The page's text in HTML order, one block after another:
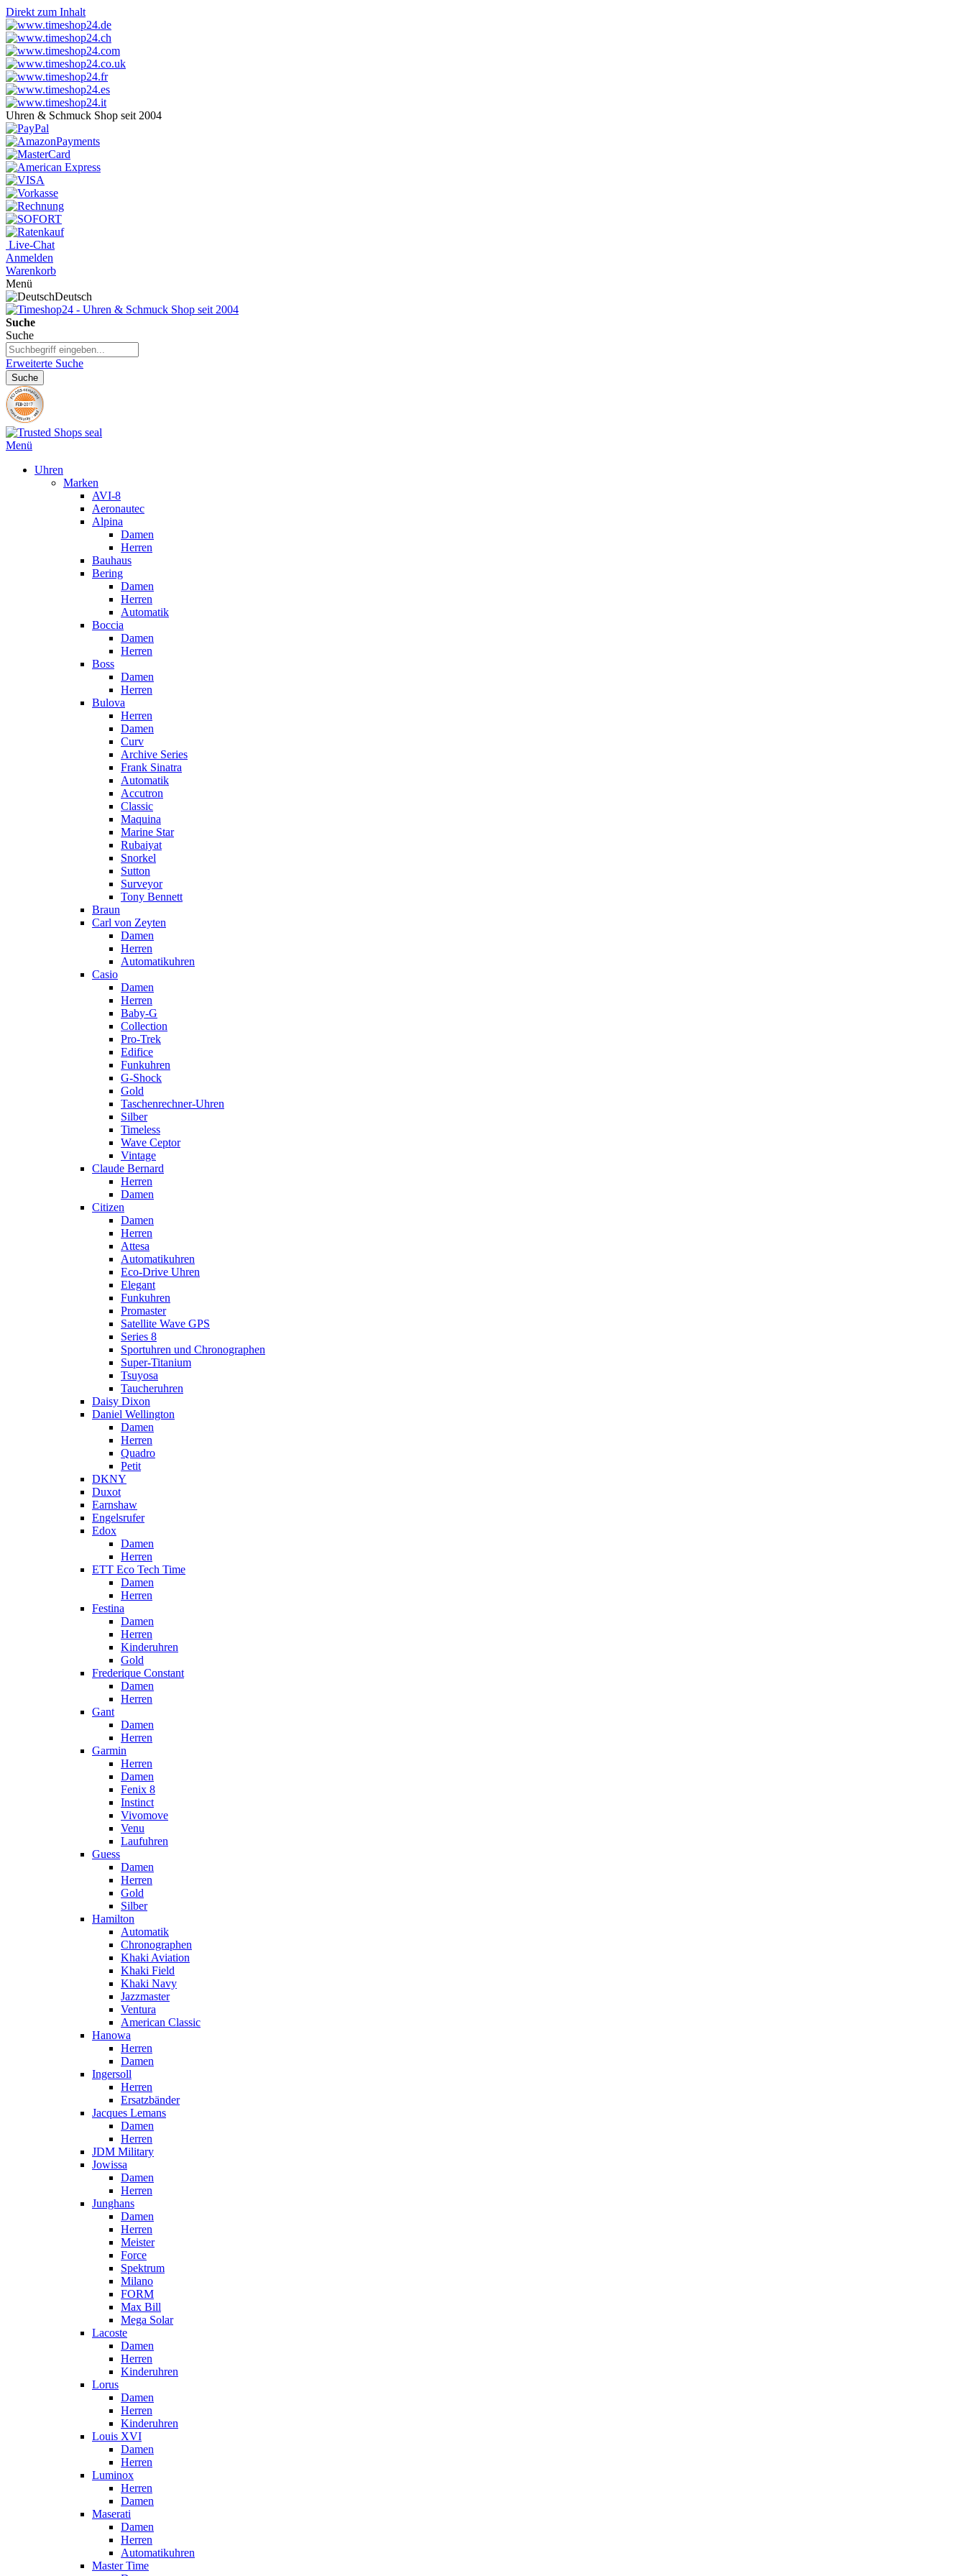
Direkt zum Inhalt
Uhren & Schmuck Shop seit 2004
Live-Chat
Anmelden
Warenkorb
Menü
Deutsch
Suche
Suche
Erweiterte Suche
Suche
Menü
Uhren
Marken
AVI-8
Aeronautec
Alpina
Damen
Herren
Bauhaus
Bering
Damen
Herren
Automatik
Boccia
Damen
Herren
Boss
Damen
Herren
Bulova
Herren
Damen
Curv
Archive Series
Frank Sinatra
Automatik
Accutron
Classic
Maquina
Marine Star
Rubaiyat
Snorkel
Sutton
Surveyor
Tony Bennett
Braun
Carl von Zeyten
Damen
Herren
Automatikuhren
Casio
Damen
Herren
Baby-G
Collection
Pro-Trek
Edifice
Funkuhren
G-Shock
Gold
Taschenrechner-Uhren
Silber
Timeless
Wave Ceptor
Vintage
Claude Bernard
Herren
Damen
Citizen
Damen
Herren
Attesa
Automatikuhren
Eco-Drive Uhren
Elegant
Funkuhren
Promaster
Satellite Wave GPS
Series 8
Sportuhren und Chronographen
Super-Titanium
Tsuyosa
Taucheruhren
Daisy Dixon
Daniel Wellington
Damen
Herren
Quadro
Petit
DKNY
Duxot
Earnshaw
Engelsrufer
Edox
Damen
Herren
ETT Eco Tech Time
Damen
Herren
Festina
Damen
Herren
Kinderuhren
Gold
Frederique Constant
Damen
Herren
Gant
Damen
Herren
Garmin
Herren
Damen
Fenix 8
Instinct
Vivomove
Venu
Laufuhren
Guess
Damen
Herren
Gold
Silber
Hamilton
Automatik
Chronographen
Khaki Aviation
Khaki Field
Khaki Navy
Jazzmaster
Ventura
American Classic
Hanowa
Herren
Damen
Ingersoll
Herren
Ersatzbänder
Jacques Lemans
Damen
Herren
JDM Military
Jowissa
Damen
Herren
Junghans
Damen
Herren
Meister
Force
Spektrum
Milano
FORM
Max Bill
Mega Solar
Lacoste
Damen
Herren
Kinderuhren
Lorus
Damen
Herren
Kinderuhren
Louis XVI
Damen
Herren
Luminox
Herren
Damen
Maserati
Damen
Herren
Automatikuhren
Master Time